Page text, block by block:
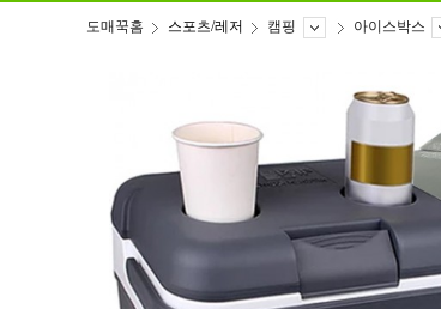
도매꾹홈 스포츠/레저 캠핑 아이스박스